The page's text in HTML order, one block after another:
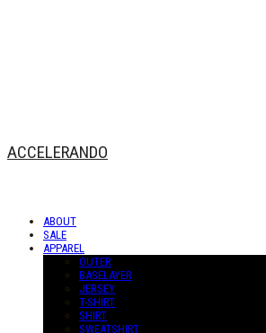
ACCELERANDO
ABOUT
SALE
APPAREL
OUTER
BASELAYER
JERSEY
T-SHIRT
SHIRT
SWEATSHIRT